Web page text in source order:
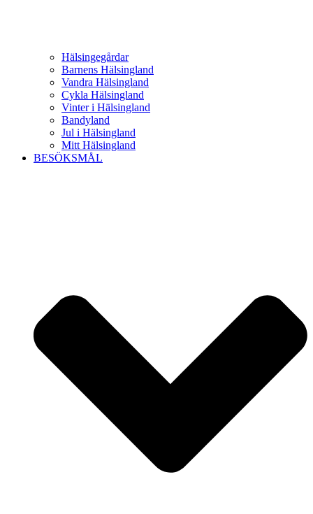
Hälsingegårdar
Barnens Hälsingland
Vandra Hälsingland
Cykla Hälsingland
Vinter i Hälsingland
Bandyland
Jul i Hälsingland
Mitt Hälsingland
BESÖKSMÅL